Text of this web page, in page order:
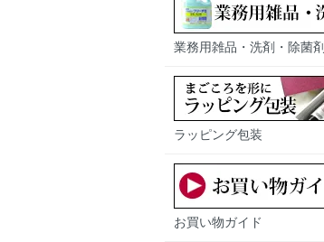
業務用雑品・洗剤・除菌剤
ラッピング包装
お買い物ガイド